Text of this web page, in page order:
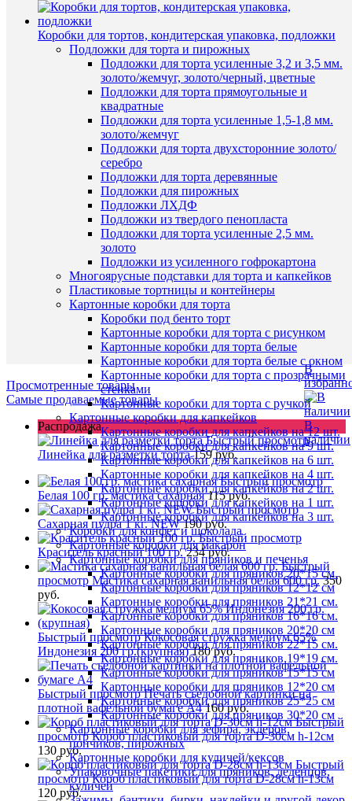
Коробки для тортов, кондитерская упаковка, подложки
Подложки для торта и пирожных
Подложки для торта усиленные 3,2 и 3,5 мм.
золото/жемчуг, золото/черный, цветные
Подложки для торта прямоугольные и
квадратные
Подложки для торта усиленные 1,5-1,8 мм.
золото/жемчуг
Подложки для торта двухсторонние золото/
серебро
Подложки для торта деревянные
Подложки для пирожных
Подложки ЛХДФ
Подложки из твердого пенопласта
Подложки для торта усиленные 2,5 мм.
золото
Подложки из усиленного гофрокартона
Многоярусные подставки для торта и капкейков
Пластиковые тортницы и контейнеры
Картонные коробки для торта
Коробки под бенто торт
Картонные коробки для торта с рисунком
Картонные коробки для торта белые
Картонные коробки для торта белые с окном
Картонные коробки для торта с прозрачными
стенками
Картонные коробки для торта с ручкой
Картонные коробки для капкейков
Картонные коробки для капкейков на 12 шт.
Картонные коробки для капкейков на 9 шт.
Картонные коробки для капкейков на 6 шт.
Картонные коробки для капкейков на 4 шт.
Картонные коробки для капкейков на 2 шт.
Картонные коробки для капкейков на 1 шт.
Картонные коробки для капкейков на 3 шт.
Коробки для конфет и шоколада
Картонные коробки для макарон
Картонные коробки для пряников и печенья
Картонные коробки для пряников 20*15 см.
Картонные коробки для пряников 12*12 см
Картонные коробки для пряников 21*21 см.
Картонные коробки для пряников 16*16 см.
Картонные коробки для пряников 20*20 см
Картонные коробки для пряников 22*15 см.
Картонные коробки для пряников 19*19 см.
Картонные коробки для пряников 15*15 см
Картонные коробки для пряников 12*20 см
Картонные коробки для пряников 25*25 см
Картонные коробки для пряников 30*20 см
Картонные коробки для зефира, эклеров,
пончиков, пирожных
Картонные коробки для куличей/кексов
Упаковочные пакетики для пряников, леденцов,
куличей
наличии
Нож
для
ровный
край
30см
руб.
в
1
В
В
наличии
в
5)
Просмотренные товары
Самые продаваемые товары
Распродажа
Быстрый просмотр
Линейка для разметки торта 159 руб.
Быстрый просмотр
Белая 100 гр. мастика сахарная 115 руб.
Быстрый просмотр
Сахарная пудра 1 кг. NEW 190 руб.
Быстрый просмотр
Краситель красный 100 гр. 234 руб.
Быстрый
просмотр Мастика сахарная ванильная белая 600 гр. 350
руб.
Быстрый просмотр Кокосовая стружка медиум 65%
Индонезия 200 гр.(крупная) 180 руб.
Быстрый просмотр Печать съедобной картинки на
плотной вафельной бумаге А4 160 руб.
Быстрый
просмотр Короб пластиковый для торта D-30см h-12см
130 руб.
Быстрый
просмотр Короб пластиковый для торта D-28см h-13см
120 руб.